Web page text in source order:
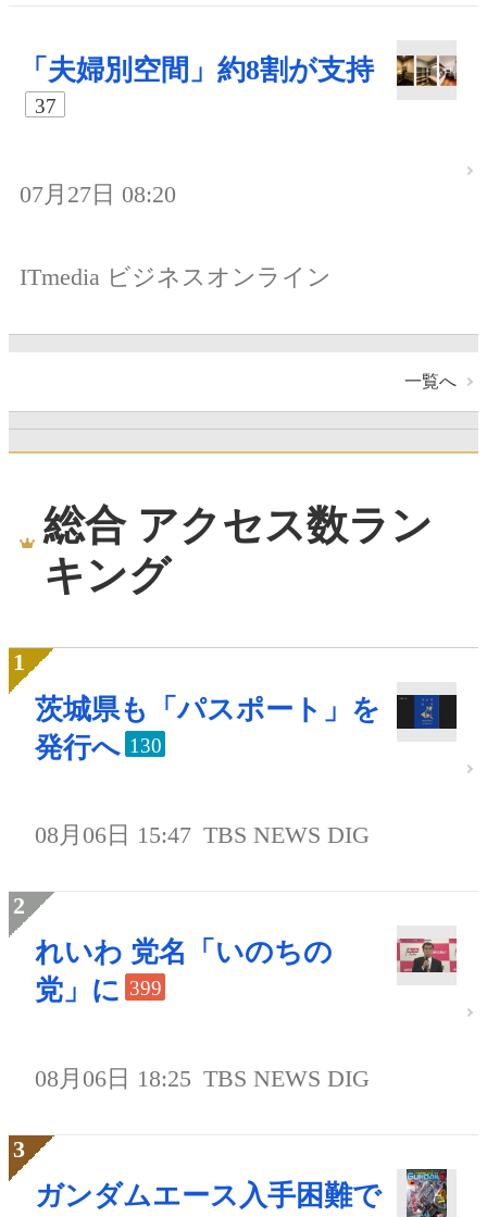
「夫婦別空間」約8割が支持
37
07月27日 08:20
ITmedia ビジネスオンライン
一覧へ
総合 アクセス数ラン
キング
茨城県も「パスポート」を
発行へ 130
08月06日 15:47 TBS NEWS DIG
れいわ 党名「いのちの
党」に 399
08月06日 18:25 TBS NEWS DIG
ガンダムエース入手困難で